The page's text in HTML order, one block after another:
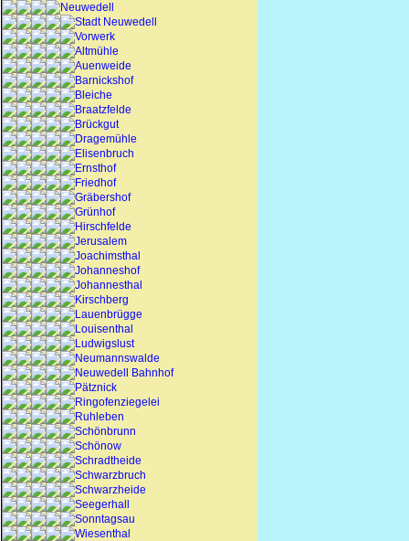
Neuwedell
Stadt Neuwedell
Vorwerk
Altmühle
Auenweide
Barnickshof
Bleiche
Braatzfelde
Brückgut
Dragemühle
Elisenbruch
Ernsthof
Friedhof
Gräbershof
Grünhof
Hirschfelde
Jerusalem
Joachimsthal
Johanneshof
Johannesthal
Kirschberg
Lauenbrügge
Louisenthal
Ludwigslust
Neumannswalde
Neuwedell Bahnhof
Pätznick
Ringofenziegelei
Ruhleben
Schönbrunn
Schönow
Schradtheide
Schwarzbruch
Schwarzheide
Seegerhall
Sonntagsau
Wiesenthal